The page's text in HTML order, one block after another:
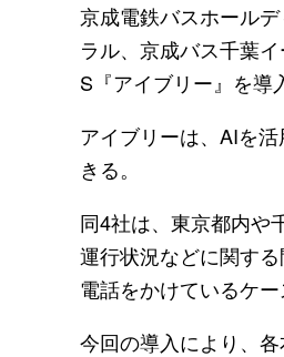
京成電鉄バスホール
ラル、京成バス千葉
S『アイブリー』を導
アイブリーは、AIを
きる。
同4社は、東京都内や
運行状況などに関す
電話をかけているケ
今回の導入により、